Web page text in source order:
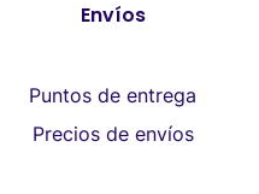
Envíos
Puntos de entrega
Precios de envíos